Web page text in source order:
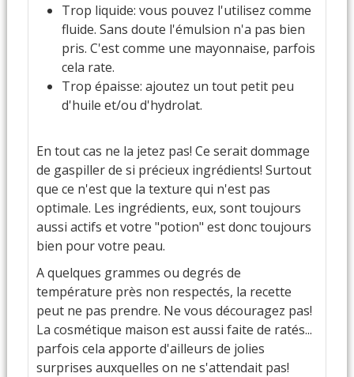
Trop liquide: vous pouvez l'utilisez comme
fluide. Sans doute l'émulsion n'a pas bien
pris. C'est comme une mayonnaise, parfois
cela rate.
Trop épaisse: ajoutez un tout petit peu
d'huile et/ou d'hydrolat.
En tout cas ne la jetez pas! Ce serait dommage
de gaspiller de si précieux ingrédients! Surtout
que ce n'est que la texture qui n'est pas
optimale. Les ingrédients, eux, sont toujours
aussi actifs et votre "potion" est donc toujours
bien pour votre peau.
A quelques grammes ou degrés de
température près non respectés, la recette
peut ne pas prendre. Ne vous découragez pas!
La cosmétique maison est aussi faite de ratés...
parfois cela apporte d'ailleurs de jolies
surprises auxquelles on ne s'attendait pas!